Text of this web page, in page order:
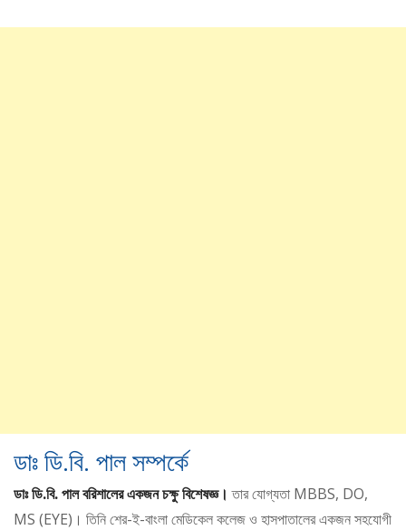
ডাঃ ডি.বি. পাল সম্পর্কে
ডাঃ ডি.বি. পাল বরিশালের একজন চক্ষু বিশেষজ্ঞ। তার যোগ্যতা MBBS, DO,
MS (EYE)। তিনি শের-ই-বাংলা মেডিকেল কলেজ ও হাসপাতালের একজন সহযোগী